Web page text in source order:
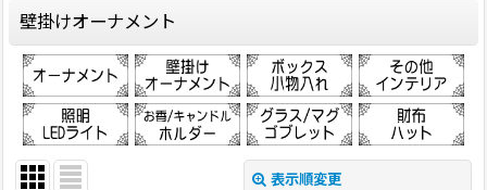
壁掛けオーナメント
表示順変更